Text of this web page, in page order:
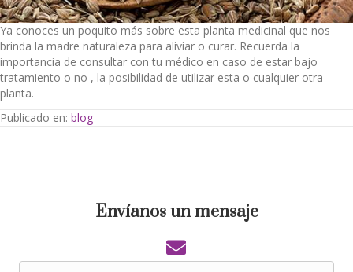
Ya conoces un poquito más sobre esta planta medicinal que nos
brinda la madre naturaleza para aliviar o curar. Recuerda la
importancia de consultar con tu médico en caso de estar bajo
tratamiento o no , la posibilidad de utilizar esta o cualquier otra
planta.
Publicado en: blog
Envíanos un mensaje